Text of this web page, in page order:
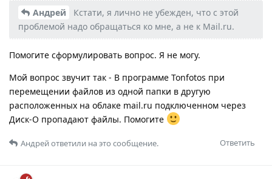
Андрей
Кстати, я лично не убежден, что с этой
проблемой надо обращаться ко мне, а не к Mail.ru.
Помогите сформулировать вопрос. Я не могу.
Мой вопрос звучит так - В программе Tonfotos при
перемещении файлов из одной папки в другую
расположенных на облаке mail.ru подключенном через
Диск-О пропадают файлы. Помогите
Ответить
Андрейответили на это сообщение.